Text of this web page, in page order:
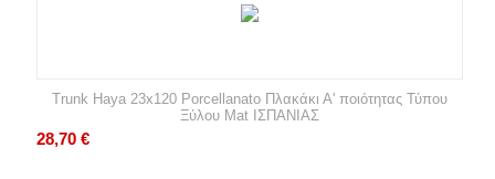
Trunk Haya 23x120 Porcellanato Πλακάκι Α' ποιότητας Τύπου
Ξύλου Mat ΙΣΠΑΝΙΑΣ
28,70 €